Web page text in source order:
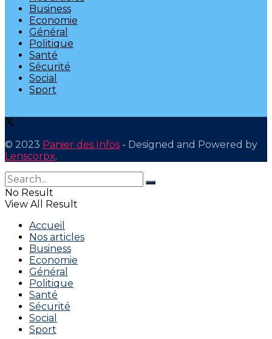
Business
Economie
Général
Politique
Santé
Sécurité
Social
Sport
© 2023 Panier des Infos - Designed and Powered by
Lenscorpx.
No Result
View All Result
Accueil
Nos articles
Business
Economie
Général
Politique
Santé
Sécurité
Social
Sport